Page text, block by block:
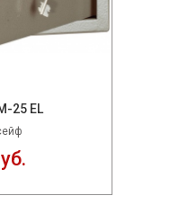
25 EL